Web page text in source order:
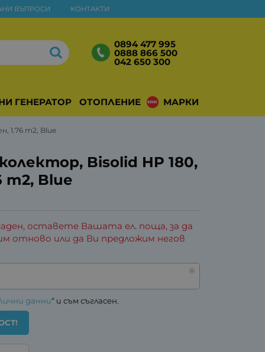
ВЪПРОСИ КОНТАКТИ
0894 477 995
0888 866 500
042 650 300
ГЕНЕРАТОРИ ОТОПЛЕНИЕ МАРКИ
1.76 m2, Blue
Bisolid HP 180,
m2, Blue
оставете Вашата ел. поща, за да
отново или да Ви предложим негов
данни“ и съм съгласен.